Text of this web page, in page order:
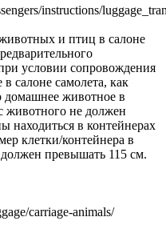
instructions/
и птиц в салоне
условии сопровождения
салоне самолета, как
домашнее животное в
животного не должен
в контейнерах
клетки/контейнера в
превышать 115 см.
carriage-animals/